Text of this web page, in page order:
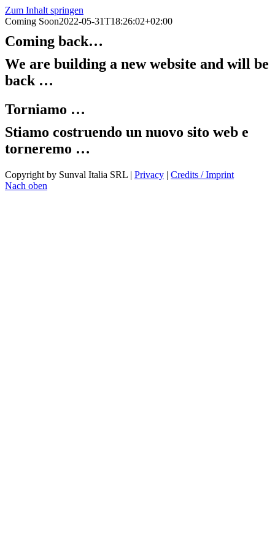
Zum Inhalt springen
Coming Soon2022-05-31T18:26:02+02:00
Coming back…
We are building a new website and will be
back …
Torniamo …
Stiamo costruendo un nuovo sito web e
torneremo …
Copyright by Sunval Italia SRL | Privacy | Credits / Imprint
Nach oben